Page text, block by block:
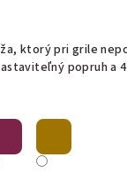
ktorý pri grile
popruh a